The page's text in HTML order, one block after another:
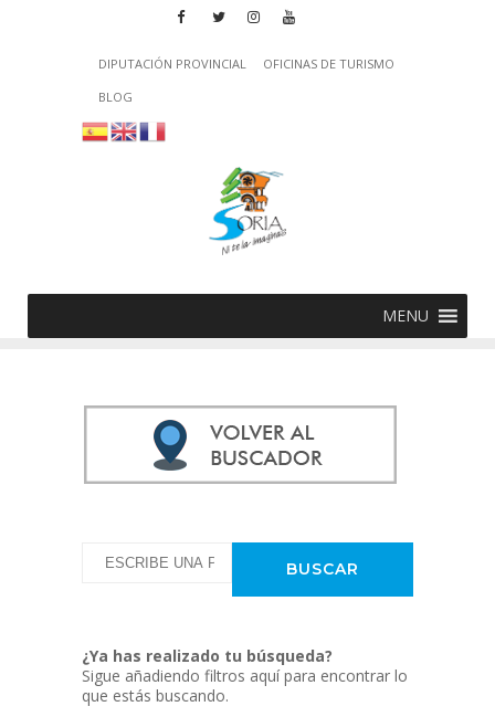
DIPUTACIÓN PROVINCIAL
OFICINAS DE TURISMO
BLOG
MENU
¿Ya has realizado tu búsqueda?
Sigue añadiendo filtros aquí para encontrar lo
que estás buscando.